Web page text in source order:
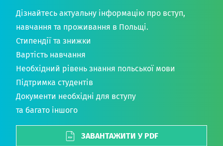
Дізнайтесь актуальну інформацію про вступ,
навчання та проживання в Польщі.
Стипендії та знижки
Вартість навчання
Необхідний рівень знання польської мови
Підтримка студентів
Документи необхідні для вступу
та багато іншого
ЗАВАНТАЖИТИ У PDF